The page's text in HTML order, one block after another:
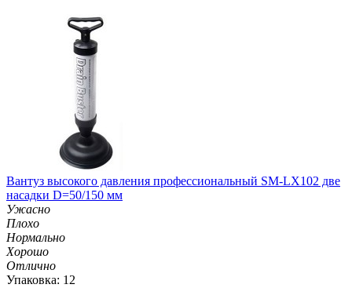
Вантуз высокого давления профессиональный SM-LX102 две
насадки D=50/150 мм
Ужасно
Плохо
Нормально
Хорошо
Отлично
Упаковка: 12